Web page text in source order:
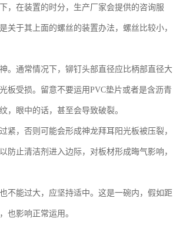
，在装置的时分，生产厂家会提供的咨询服
于其上面的螺丝的装置办法，螺丝比较小，
。通常情况下，铆钉头部直径应比柄部直径大
板受损。留意不要运用PVC垫片或者是含沥青
，眼中的话，甚至会导致破裂。
，否则可能会形成神龙拜耳阳光板被压裂，
止清洁剂进入边际，对板材形成晦气影响，
不能过大，应坚持适中。这是一碗内，假如距
也影响正常运用。